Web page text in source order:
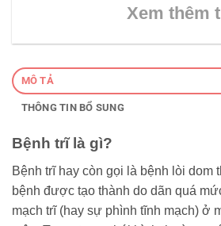
Xem thêm
MÔ TẢ
THÔNG TIN BỔ SUNG
Bệnh trĩ là gì?
Bệnh trĩ hay còn gọi là bệnh lòi dom
bệnh được tạo thành do dãn quá
mạch trĩ (hay sự phình tĩnh mạch) ở